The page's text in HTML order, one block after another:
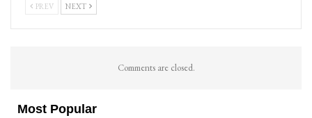
PREV NEXT
Comments are closed.
Most Popular